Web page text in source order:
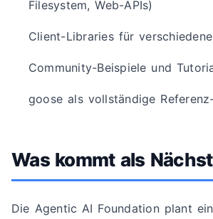
Filesystem, Web-APIs)
Client-Libraries für
Community-Beispiele und
goose als vollständige
Was kommt als
Die Agentic AI Foundation plant